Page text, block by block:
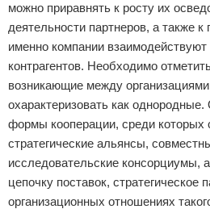
можно приравнять к росту их
деятельности партнеров, а также к
именно компании
контрагентов. Необходимо
возникающие между
охарактеризовать как
формы кооперации, среди которых
стратегические альянсы,
исследовательские консорциумы,
цепочку поставок, стратегическое
организационных отношениях